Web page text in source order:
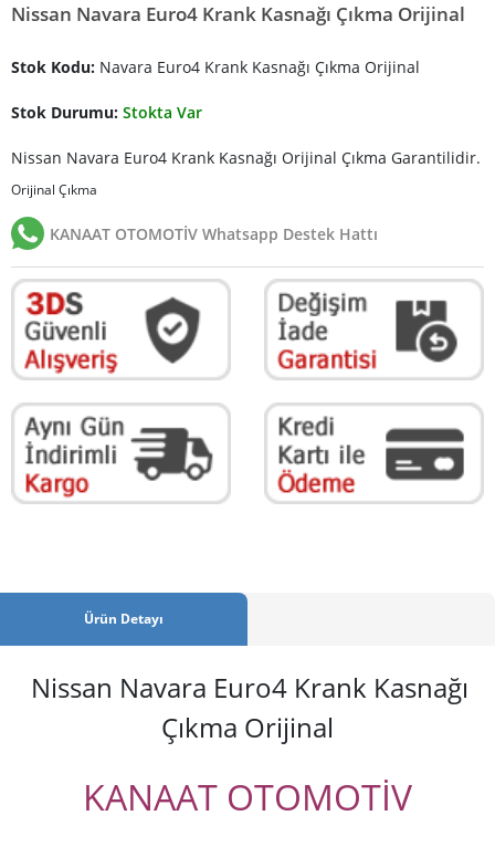
Nissan Navara Euro4 Krank Kasnağı Çıkma Orijinal
Stok Kodu: Navara Euro4 Krank Kasnağı Çıkma Orijinal
Stok Durumu: Stokta Var
Nissan Navara Euro4 Krank Kasnağı Orijinal Çıkma Garantilidir.
Orijinal Çıkma
KANAAT OTOMOTİV Whatsapp Destek Hattı
Ürün Detayı
Nissan Navara Euro4 Krank Kasnağı
Çıkma Orijinal
KANAAT OTOMOTİV